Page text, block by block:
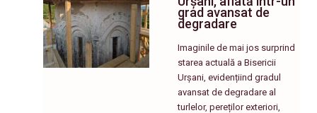
grad avansat de
degradare
Imaginile de mai jos surprind
starea actuală a Bisericii
Urșani, evidențiind gradul
avansat de degradare al
turlelor, pereților exteriori,